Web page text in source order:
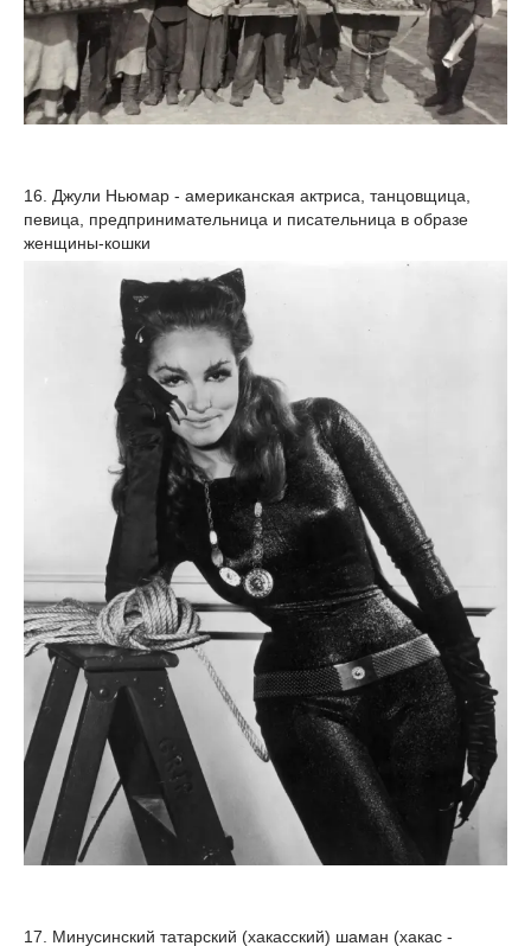
16. Джули Ньюмар - американская актриса, танцовщица,
певица, предпринимательница и писательница в образе
женщины-кошки
17. Минусинский татарский (хакасский) шаман (хакас -